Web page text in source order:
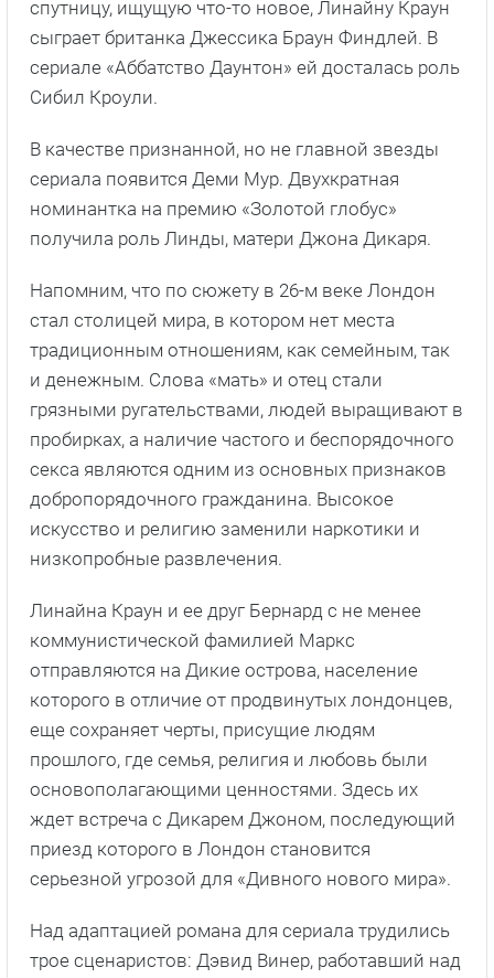
спутницу, ищущую что-то новое, Линайну Краун
сыграет британка Джессика Браун Финдлей. В
сериале «Аббатство Даунтон» ей досталась роль
Сибил Кроули.
В качестве признанной, но не главной звезды
сериала появится Деми Мур. Двухкратная
номинантка на премию «Золотой глобус»
получила роль Линды, матери Джона Дикаря.
Напомним, что по сюжету в 26-м веке Лондон
стал столицей мира, в котором нет места
традиционным отношениям, как семейным, так
и денежным. Слова «мать» и отец стали
грязными ругательствами, людей выращивают в
пробирках, а наличие частого и беспорядочного
секса являются одним из основных признаков
добропорядочного гражданина. Высокое
искусство и религию заменили наркотики и
низкопробные развлечения.
Линайна Краун и ее друг Бернард с не менее
коммунистической фамилией Маркс
отправляются на Дикие острова, население
которого в отличие от продвинутых лондонцев,
еще сохраняет черты, присущие людям
прошлого, где семья, религия и любовь были
основополагающими ценностями. Здесь их
ждет встреча с Дикарем Джоном, последующий
приезд которого в Лондон становится
серьезной угрозой для «Дивного нового мира».
Над адаптацией романа для сериала трудились
трое сценаристов: Дэвид Винер, работавший над